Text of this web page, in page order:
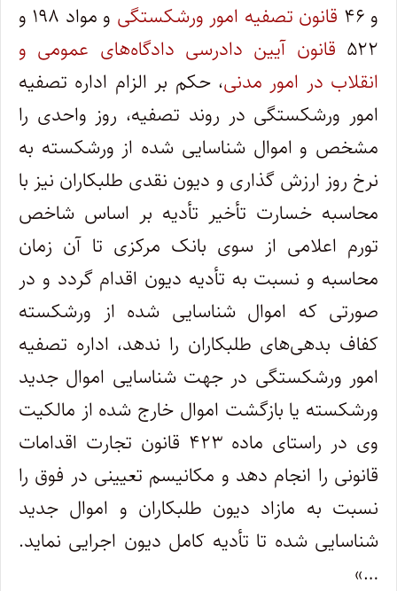
و ۴۶
قانون تصفیه امور ورشکستگی
و مواد ۱۹۸ و
۵۲۲ قانون آیین دادرسی دادگاه‌های عمومی و
انقلاب در امور مدنی، حکم بر الزام اداره تصفیه
امور ورشکستگی در روند تصفیه، روز واحدی را
مشخص و اموال شناسایی شده از ورشکسته به
نرخ روز ارزش گذاری و دیون نقدی طلبکاران نیز با
محاسبه خسارت تأخیر تأدیه بر اساس شاخص
تورم اعلامی از سوی بانک مرکزی تا آن زمان
محاسبه و نسبت به تأدیه دیون اقدام گردد و در
صورتی که اموال شناسایی شده از ورشکسته
کفاف بدهی‌های طلبکاران را ندهد، اداره تصفیه
امور ورشکستگی در جهت شناسایی اموال جدید
ورشکسته یا بازگشت اموال خارج شده از مالکیت
وی در راستای ماده ۴۲۳ قانون تجارت اقدامات
قانونی را انجام دهد و مکانیسم تعیینی در فوق را
نسبت به مازاد دیون طلبکاران و اموال جدید
شناسایی شده تا تأدیه کامل دیون اجرایی نماید.
…»